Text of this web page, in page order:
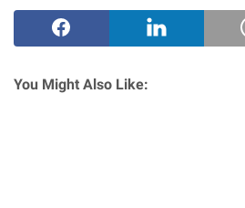
You Might Also Like: